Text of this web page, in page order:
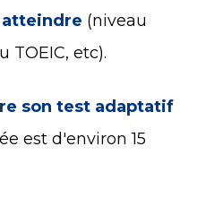
(niveau
TOEIC, etc).
son test adaptatif
est d'environ 15